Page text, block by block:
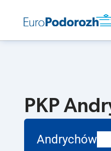
PKP
Andrychów